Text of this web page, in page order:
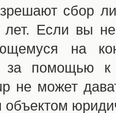
сбор
Если вы
на
за помощью к
не может
объектом